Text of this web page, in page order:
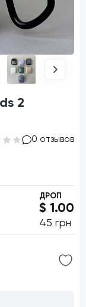
2
0 отзывов
ДРОП
$ 1.00
45 грн